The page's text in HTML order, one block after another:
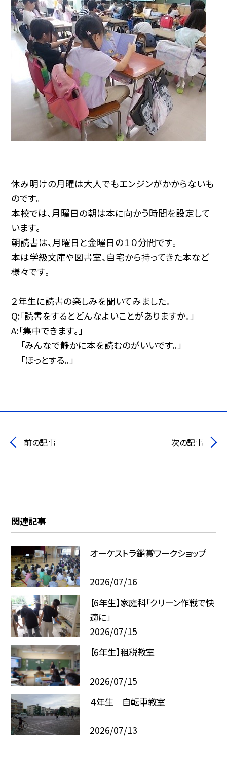
休み明けの月曜は大人でもエンジンがかからないも
のです。
本校では、月曜日の朝は本に向かう時間を設定して
います。
朝読書は、月曜日と金曜日の１０分間です。
本は学級文庫や図書室、自宅から持ってきた本など
様々です。
２年生に読書の楽しみを聞いてみました。
Q:「読書をするとどんなよいことがありますか。」
A:「集中できます。」
「みんなで静かに本を読むのがいいです。」
「ほっとする。」
前の記事 次の記事
関連記事
オーケストラ鑑賞ワークショップ
2026/07/16
【6年生】家庭科「クリーン作戦で快
適に」
2026/07/15
【6年生】租税教室
2026/07/15
４年生 自転車教室
2026/07/13